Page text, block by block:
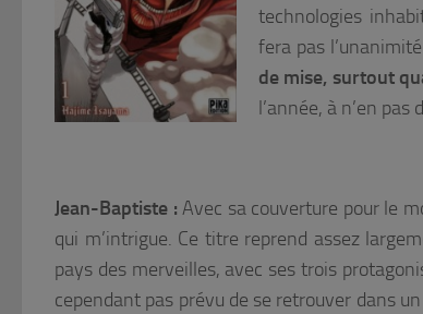
technologies
fera pas
de mise, surtout
l’année, à n’en pas
Jean-Baptiste : Avec sa couverture pour le
qui m’intrigue. Ce titre reprend assez
pays des merveilles, avec ses trois
cependant pas prévu de se retrouver dans